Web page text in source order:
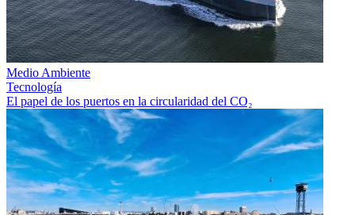
Medio Ambiente
Tecnología
El papel de los puertos en la circularidad del CO₂